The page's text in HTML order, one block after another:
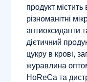
продукт
різноманітні
антиоксиданти
дієтичний
цукру в крові,
журавлина
HoReCa та